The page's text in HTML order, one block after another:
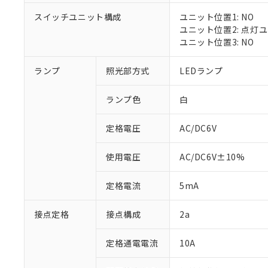
スイッチユニット構成
ユニット位置1: NO
ユニット位置2: 点灯
ユニット位置3: NO
ランプ 照光部方式 LEDランプ
ランプ色 白
定格電圧 AC/DC6V
使用電圧 AC/DC6V±10%
定格電流 5mA
接点定格 接点構成 2a
定格通電電流 10A
ご利用条件
以下の条件をお読
当社制御機
在庫状況お
のであり、
い。
当社販売員
ている必要
対応予定：EU
対応予定なし：
調査・確認中：
非該当品：ライセ
仕入先様の事情に
があります。
六価クロム(Cr(Ⅵ))
ル（DBP） 1000ppm
但し、RoHS指令で産業
フタル酸エステル類の
※2 対応予定月
※1 中国
「－」：未確認で
*中国RoHS10物質の基
Pb(鉛) :1000ppm、 Hg(
Cr(Ⅵ)(六価クロム) :
DBP(フタル酸ジブチル
「ｅ」：有害物質
う）を輸出
などの必要な
ます。
当社は貴社
当社は、貴
記
号
○ 一定数
△ 一定数
－
在庫な